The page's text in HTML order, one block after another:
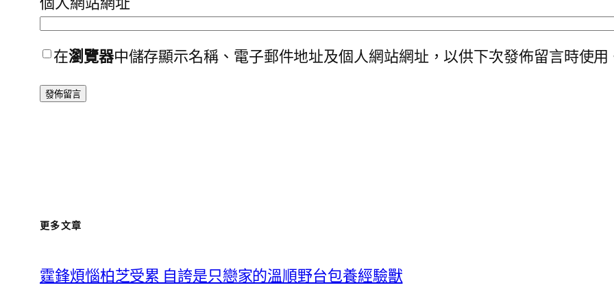
在瀏覽器中儲存顯示名稱、電子郵件地址及個人網站網址，以供下次發佈留言時使用
更多文章
霆鋒煩惱柏芝受累 自誇是只戀家的溫順野台包養經驗獸